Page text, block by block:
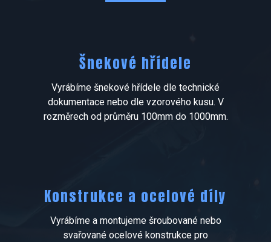
Šnekové hřídele​
Vyrábíme šnekové hřídele dle technické
dokumentace nebo dle vzorového kusu. V
rozměrech od průměru 100mm do 1000mm.​
Konstrukce a ocelové díly
Vyrábíme a montujeme šroubované nebo
svařované ocelové konstrukce pro